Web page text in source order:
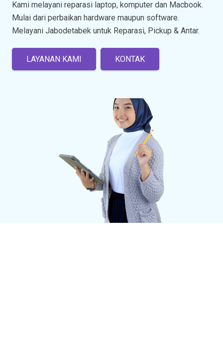
Kami melayani reparasi laptop, komputer dan Macbook.
Mulai dari perbaikan hardware maupun software.
Melayani Jabodetabek untuk Reparasi, Pickup & Antar.
LAYANAN KAMI KONTAK